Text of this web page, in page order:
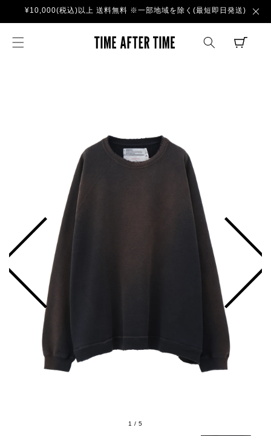
ンツに
進む
¥10,000(税込)以上 送料無料 ※一部地域を除く(最短即日発送)
TIME AFTER
CART
1 /5